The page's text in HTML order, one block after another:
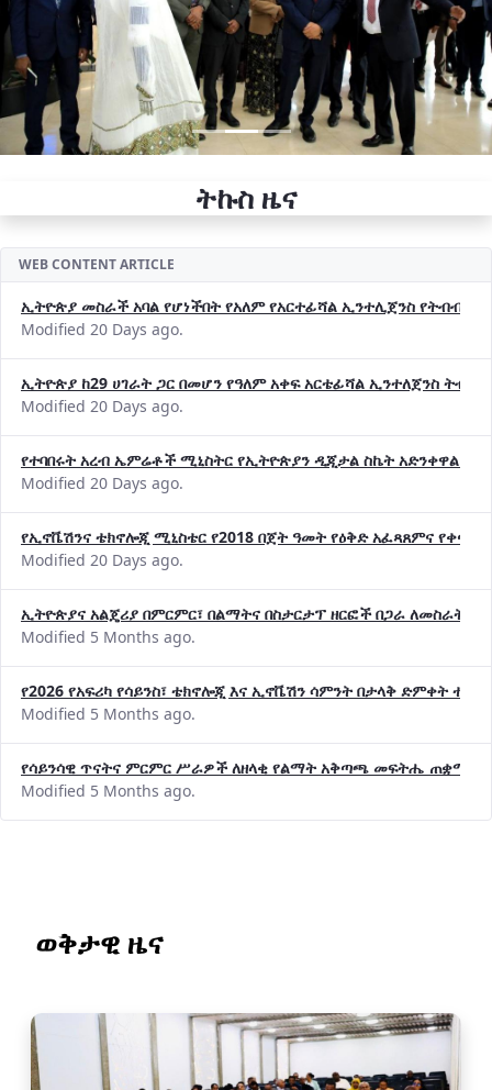
ትኩስ ዜና
WEB CONTENT ARTICLE
ኢትዮጵያ መስራች አባል የሆነችበት የአለም የአርተፊሻል ኢንተሊጀንስ የትብብር
Modified 20 Days ago.
ኢትዮጵያ ከ29 ሀገራት ጋር በመሆን የዓለም አቀፍ አርቴፊሻል ኢንተለጀንስ
Modified 20 Days ago.
የተባበሩት አረብ ኤምሬቶች ሚኒስትር የኢትዮጵያን ዲጂታል ስኬት አድንቀዋል
Modified 20 Days ago.
የኢኖቬሽንና ቴክኖሎጂ ሚኒስቴር የ2018 በጀት ዓመት የዕቅድ አፈጻጸምና
Modified 20 Days ago.
ኢትዮጵያና አልጄሪያ በምርምር፣ በልማትና በስታርታፕ ዘርፎች በጋራ ለመስራት
Modified 5 Months ago.
የ2026 የአፍሪካ የሳይንስ፣ ቴክኖሎጂ እና ኢኖቬሽን ሳምንት በታላቅ ድምቀት
Modified 5 Months ago.
የሳይንሳዊ ጥናትና ምርምር ሥራዎች ለዘላቂ የልማት አቅጣጫ መፍትሔ ጠቋሚ
Modified 5 Months ago.
ወቅታዊ ዜና